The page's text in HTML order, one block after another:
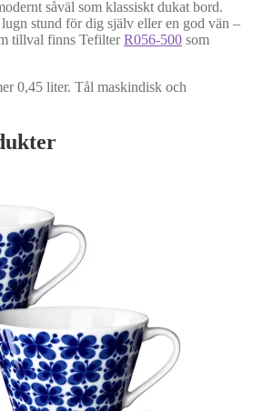
såväl som klassiskt dukat bord.
stund för dig själv eller en god vän –
tillval finns TefilterR056-500 som
0,45 liter. Tål maskindisk och